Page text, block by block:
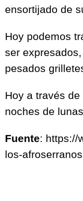
ensortijado de
Hoy podemos
ser
pesados
Hoy a través
noches de
Fuente: https://
los-afroserranos